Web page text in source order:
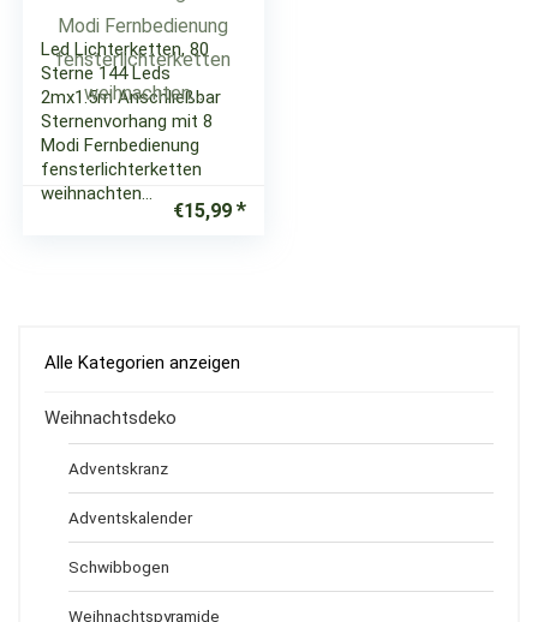
Led Lichterketten, 80
Sterne 144 Leds
2mx1.5m Anschließbar
Sternenvorhang mit 8
Modi Fernbedienung
fensterlichterketten
weihnachten…
€15,99
Alle Kategorien anzeigen
Weihnachtsdeko
Adventskranz
Adventskalender
Schwibbogen
Weihnachtspyramide